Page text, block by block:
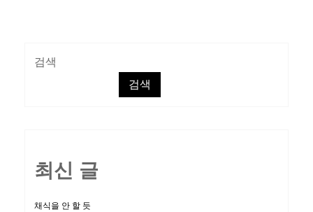
검색
검색
최신 글
채식을 안 할 듯